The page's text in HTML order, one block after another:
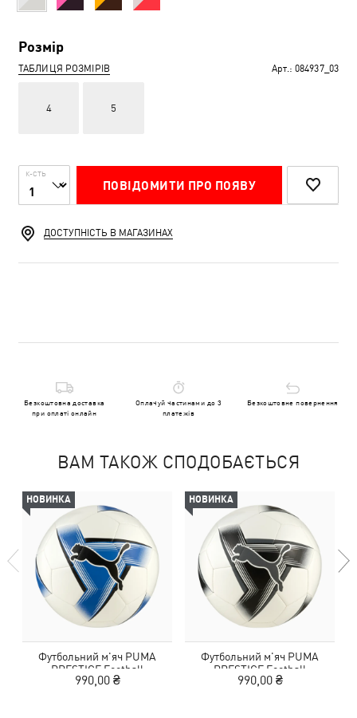
Розмір
ТАБЛИЦЯ РОЗМІРІВ Арт.: 084937_03
4 5
К-СТЬ
ПОВІДОМИТИ ПРО ПОЯВУ
ДОСТУПНІСТЬ В МАГАЗИНАХ
Безкоштовна доставка
при оплаті онлайн
Оплачуй частинами до 3
платежів
Безкоштовне повернення
ВАМ ТАКОЖ СПОДОБАЄТЬСЯ
НОВИНКА
Футбольний м'яч PUMA
PRESTIGE Football
990,00 ₴
НОВИНКА
Футбольний м'яч PUMA
PRESTIGE Football
990,00 ₴